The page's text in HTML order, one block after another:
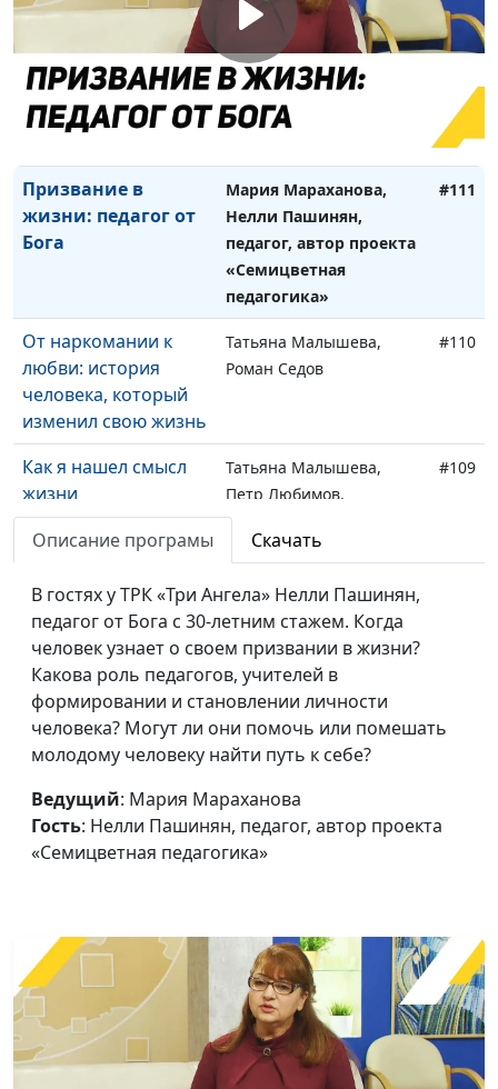
молодежный лидер
История одной
семьи: вера и
музыкальное
Анна Богатская, Николай
Качалов, Нина Качалова
Призвание в
жизни: педагог от
Бога
Мария Мараханова,
Нелли Пашинян,
педагог, автор проекта
«Семицветная
педагогика»
#111
От наркомании к
любви: история
человека, который
изменил свою жизнь
Татьяна Малышева,
Роман Седов
#110
Как я нашел смысл
жизни
Татьяна Малышева,
Петр Любимов,
представитель
социального центра
#109
Уповай на Господа и
делай добро
Татьяна Малышева,
Ольга Козуля,
руководитель проекта
«Добрые руки»
детства: о Центре
помощи детям
«Радуга»
Татьяна Малышева,
Валерий Евстигнеев,
председатель правления
благотворительного
Центра помощи детям
сокровище» (вторая
часть)
Юлия Коровина, Роман
Кошкин
Газета «Сокрытое
сокровище» (первая
часть)
Татьяна Малышева,
Юлия Коровина, Роман
Кошкин
#105
Описание програмы Скачать
В гостях у ТРК «Три Ангела» Нелли Пашинян,
педагог от Бога с 30-летним стажем. Когда
человек узнает о своем призвании в жизни?
Какова роль педагогов, учителей в
формировании и становлении личности
человека? Могут ли они помочь или помешать
молодому человеку найти путь к себе?
Ведущий: Мария Мараханова
Гость: Нелли Пашинян, педагог, автор проекта
«Семицветная педагогика»